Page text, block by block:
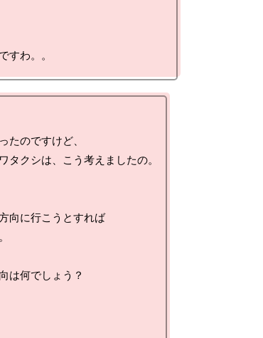
たのですけど、
タクシは、こう考えましたの。
向に行こうとすれば
は何でしょう？